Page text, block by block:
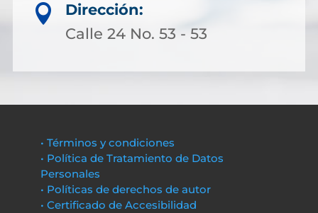

Dirección:
Calle 24 No. 53 - 53
• Términos y condiciones
• Política de Tratamiento de Datos
Personales
• Políticas de derechos de autor
• Certificado de Accesibilidad